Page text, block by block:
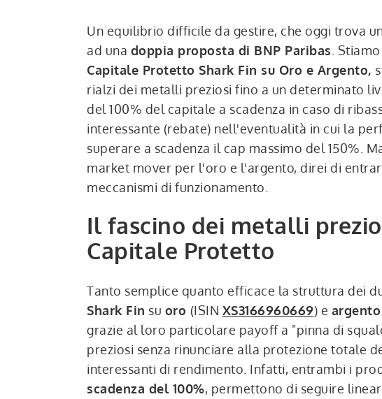
Un equilibrio difficile da gestire, che oggi trova
ad una doppia proposta di BNP Paribas .
Capitale Protetto Shark Fin su Oro e Argento,
rialzi dei metalli preziosi fino a un determinato
del 100% del capitale a scadenza in caso di
interessante (rebate) nell'eventualità in cui la
superare a scadenza il cap massimo del 150%.
market mover per l'oro e l'argento, direi di
meccanismi di funzionamento.
Il fascino dei metalli
Capitale Protetto
Tanto semplice quanto efficace la struttura dei
Shark Fin su oro (ISIN XS3166960669) e argento
grazie al loro particolare payoff a "pinna di
preziosi senza rinunciare alla protezione totale
interessanti di rendimento. Infatti, entrambi i
scadenza del 100%, permettono di seguire